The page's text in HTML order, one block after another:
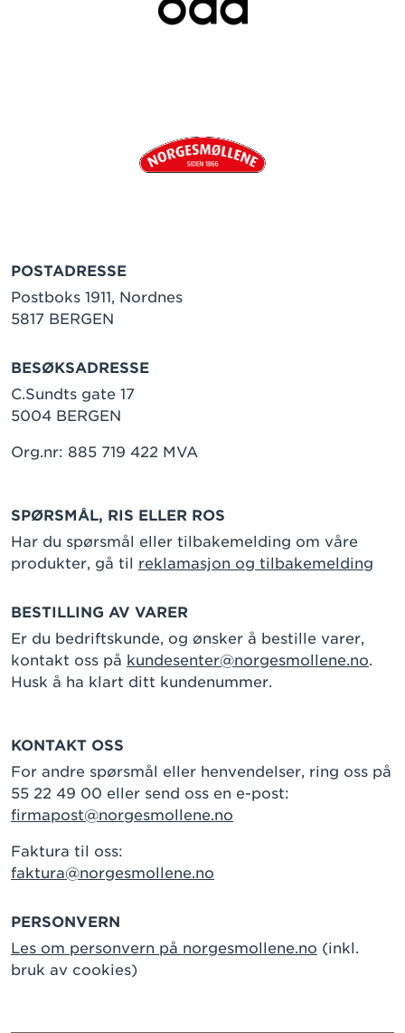
POSTADRESSE
Postboks 1911, Nordnes
5817 BERGEN
BESØKSADRESSE
C.Sundts gate 17
5004 BERGEN
Org.nr: 885 719 422 MVA
SPØRSMÅL, RIS ELLER ROS
Har du spørsmål eller tilbakemelding om våre
produkter, gå til reklamasjon og tilbakemelding
BESTILLING AV VARER
Er du bedriftskunde, og ønsker å bestille varer,
kontakt oss på kundesenter@norgesmollene.no.
Husk å ha klart ditt kundenummer.
KONTAKT OSS
For andre spørsmål eller henvendelser, ring oss på
55 22 49 00 eller send oss en e-post:
firmapost@norgesmollene.no
Faktura til oss:
faktura@norgesmollene.no
PERSONVERN
Les om personvern på norgesmollene.no (inkl.
bruk av cookies)